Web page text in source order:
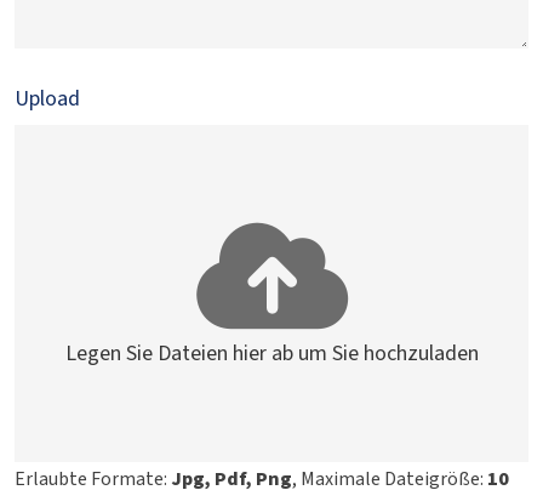
Upload
Legen Sie Dateien hier ab um Sie hochzuladen
Erlaubte Formate: Jpg, Pdf, Png, Maximale Dateigröße: 10